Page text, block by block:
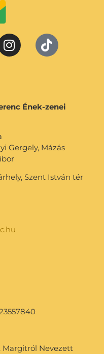
Ének-zenei
Gergely, Mázás
Szent István tér
Margitról Nevezett